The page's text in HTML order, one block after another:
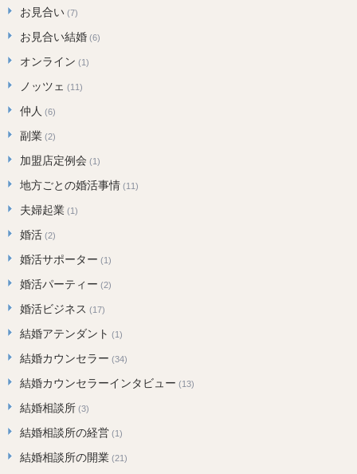
お見合い (7)
お見合い結婚 (6)
オンライン (1)
ノッツェ (11)
仲人 (6)
副業 (2)
加盟店定例会 (1)
地方ごとの婚活事情 (11)
夫婦起業 (1)
婚活 (2)
婚活サポーター (1)
婚活パーティー (2)
婚活ビジネス (17)
結婚アテンダント (1)
結婚カウンセラー (34)
結婚カウンセラーインタビュー (13)
結婚相談所 (3)
結婚相談所の経営 (1)
結婚相談所の開業 (21)